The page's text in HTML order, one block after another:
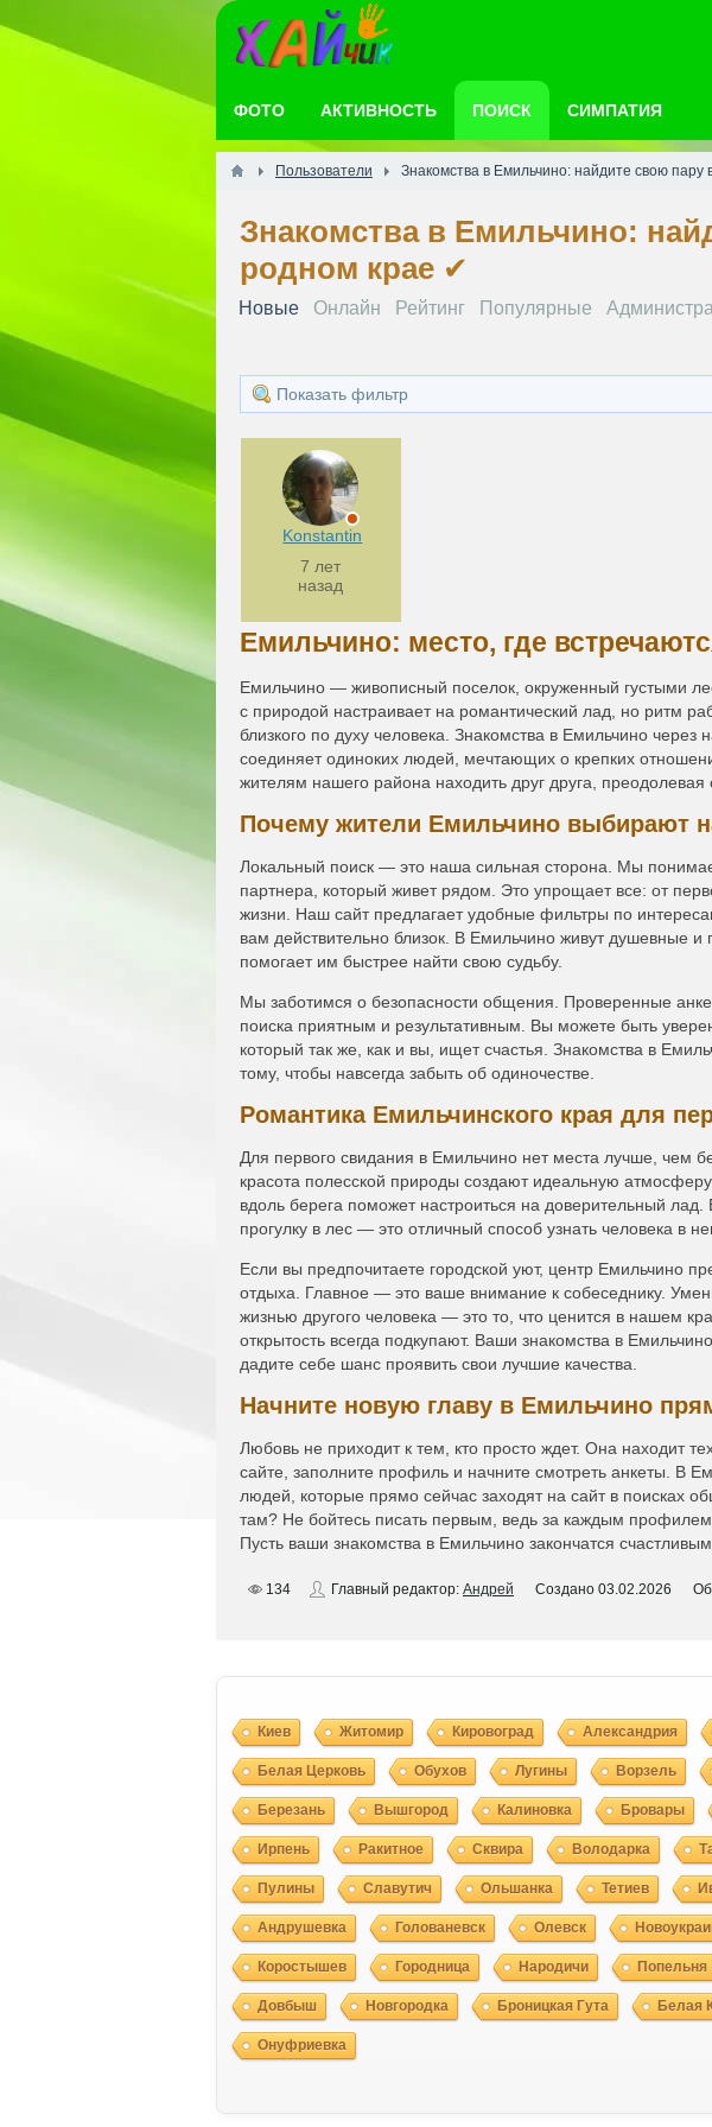
ФОТО АКТИВНОСТЬ ПОИСК СИМПАТИЯ
Пользователи Знакомства в Емильчино: найдите свою пару
Знакомства в Емильчино:
родном крае ✔️
Новые Онлайн Рейтинг Популярные
Показать фильтр
Konstantin
7 лет
назад
Емильчино: место, где
Емильчино — живописный поселок, окруженный густыми
с природой настраивает на романтический лад, но ритм
близкого по духу человека. Знакомства в Емильчино
соединяет одиноких людей, мечтающих о крепких
жителям нашего района находить друг друга,
Почему жители Емильчино выбирают
Локальный поиск — это наша сильная сторона. Мы
партнера, который живет рядом. Это упрощает все: от
жизни. Наш сайт предлагает удобные фильтры по
вам действительно близок. В Емильчино живут душевные
помогает им быстрее найти свою судьбу.
Мы заботимся о безопасности общения. Проверенные
поиска приятным и результативным. Вы можете быть
который так же, как и вы, ищет счастья. Знакомства в
тому, чтобы навсегда забыть об одиночестве.
Романтика Емильчинского края для
Для первого свидания в Емильчино нет места лучше, чем
красота полесской природы создают идеальную
вдоль берега поможет настроиться на доверительный
прогулку в лес — это отличный способ узнать человека в
Если вы предпочитаете городской уют, центр Емильчино
отдыха. Главное — это ваше внимание к собеседнику.
жизнью другого человека — это то, что ценится в нашем
открытость всегда подкупают. Ваши знакомства в
дадите себе шанс проявить свои лучшие качества.
Начните новую главу в Емильчино
Любовь не приходит к тем, кто просто ждет. Она находит
сайте, заполните профиль и начните смотреть анкеты. В
людей, которые прямо сейчас заходят на сайт в поисках
там? Не бойтесь писать первым, ведь за каждым профилем
Пусть ваши знакомства в Емильчино закончатся
134 Главный редактор: Андрей Создано 03.02.2026
Киев Житомир Кировоград Александрия
Белая Церковь Обухов Лугины Ворзель
Березань Вышгород Калиновка Бровары
Ирпень Ракитное Сквира Володарка
Пулины Славутич Ольшанка Тетиев
Андрушевка Голованевск Олевск
Коростышев Городница Народичи Попельня
Довбыш Новгородка Броницкая Гута Белая
Онуфриевка